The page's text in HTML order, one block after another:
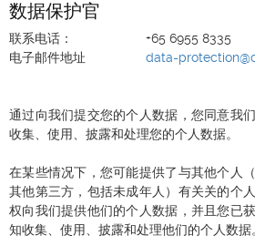
数据保护官
联系电话：
+65 6955 8335
电子邮件地址
data-
通过向我们提交您的个人数据，您同意我
收集、使用、披露和处理您的个人数据。
在某些情况下，您可能提供了与其他个人
其他第三方，包括未成年人）有关关的个
权向我们提供他们的个人数据，并且您已
知收集、使用、披露和处理他们的个人数据